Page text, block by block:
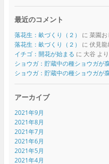
最近のコメント
落花生：畝づくり（２） に 菜園お
落花生：畝づくり（２）
に 伏見龍
イチゴ：開花が始まる に 大谷 より
ショウガ：貯蔵中の種ショウガが
ショウガ：貯蔵中の種ショウガが
アーカイブ
2021年9月
2021年8月
2021年7月
2021年6月
2021年5月
2021年4月